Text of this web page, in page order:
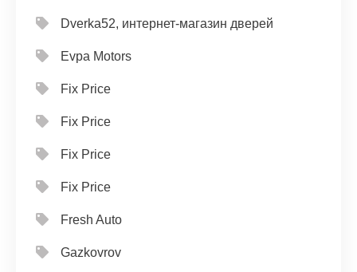
Dverka52, интернет-магазин дверей
Evpa Motors
Fix Price
Fix Price
Fix Price
Fix Price
Fresh Auto
Gazkovrov